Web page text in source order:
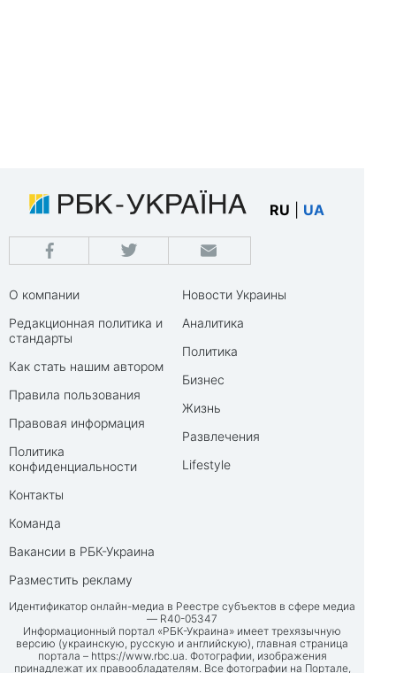
RU UA
О компании
Редакционная политика и
стандарты
Как стать нашим автором
Правила пользования
Правовая информация
Политика
конфиденциальности
Контакты
Команда
Вакансии в РБК-Украина
Разместить рекламу
Новости Украины
Аналитика
Политика
Бизнес
Жизнь
Развлечения
Lifestyle
Идентификатор онлайн-медиа в Реестре субъектов в сфере медиа
— R40-05347
Информационный портал «РБК-Украина» имеет трехязычную
версию (украинскую, русскую и английскую), главная страница
портала – https://www.rbc.ua. Фотографии, изображения
принадлежат их правообладателям. Все фотографии на Портале,